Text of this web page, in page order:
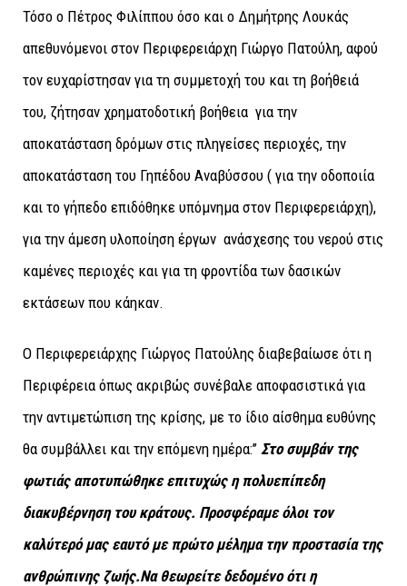
Τόσο ο Πέτρος Φιλίππου όσο και ο Δημήτρης Λουκάς
απεθυνόμενοι στον Περιφερειάρχη Γιώργο Πατούλη, αφού
τον ευχαρίστησαν για τη συμμετοχή του και τη βοήθειά
του, ζήτησαν χρηματοδοτική βοήθεια για την
αποκατάσταση δρόμων στις πληγείσες περιοχές, την
αποκατάσταση του Γηπέδου Αναβύσσου ( για την οδοποιία
και το γήπεδο επιδόθηκε υπόμνημα στον Περιφερειάρχη),
για την άμεση υλοποίηση έργων ανάσχεσης του νερού στις
καμένες περιοχές και για τη φροντίδα των δασικών
εκτάσεων που κάηκαν.
Ο Περιφερειάρχης Γιώργος Πατούλης διαβεβαίωσε ότι η
Περιφέρεια όπως ακριβώς συνέβαλε αποφασιστικά για
την αντιμετώπιση της κρίσης, με το ίδιο αίσθημα ευθύνης
θα συμβάλλει και την επόμενη ημέρα:’’ Στο συμβάν της
φωτιάς αποτυπώθηκε επιτυχώς η πολυεπίπεδη
διακυβέρνηση του κράτους. Προσφέραμε όλοι τον
καλύτερό μας εαυτό με πρώτο μέλημα την προστασία της
ανθρώπινης ζωής.Να θεωρείτε δεδομένο ότι η